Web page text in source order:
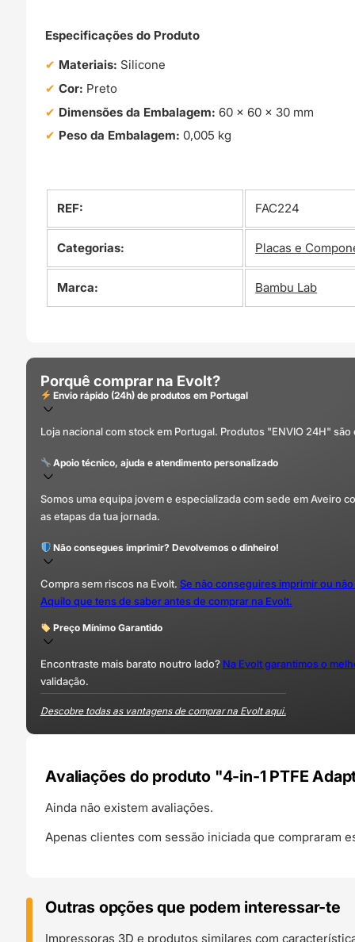
Especificações do Produto
Materiais: Silicone
Cor: Preto
Dimensões da Embalagem: 60 × 60 × 30 mm
Peso da Embalagem: 0,005 kg
REF: FAC224
Categorias: Placas e
Marca: Bambu Lab
Porquê comprar na Evolt?
Envio rápido (24h) de produtos em Portugal
Loja nacional com stock em Portugal. Produtos "ENVIO 24H"
Apoio técnico, ajuda e atendimento personalizado
Somos uma equipa jovem e especializada com sede em Aveiro
as etapas da tua jornada.
Não consegues imprimir? Devolvemos o dinheiro!
Compra sem riscos na Evolt. Se não conseguires imprimir ou
Aquilo que tens de saber antes de comprar na Evolt.
Preço Mínimo Garantido
Encontraste mais barato noutro lado? Na Evolt garantimos o
validação.
Descobre todas as vantagens de comprar na Evolt aqui.
Avaliações do produto "4-in-1 PTFE
Ainda não existem avaliações.
Apenas clientes com sessão iniciada que compraram
Outras opções que podem interessar-te
Impressoras 3D e produtos similares com